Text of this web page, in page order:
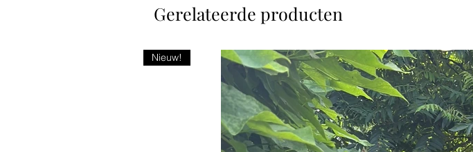
Gerelateerde producten
Nieuw!